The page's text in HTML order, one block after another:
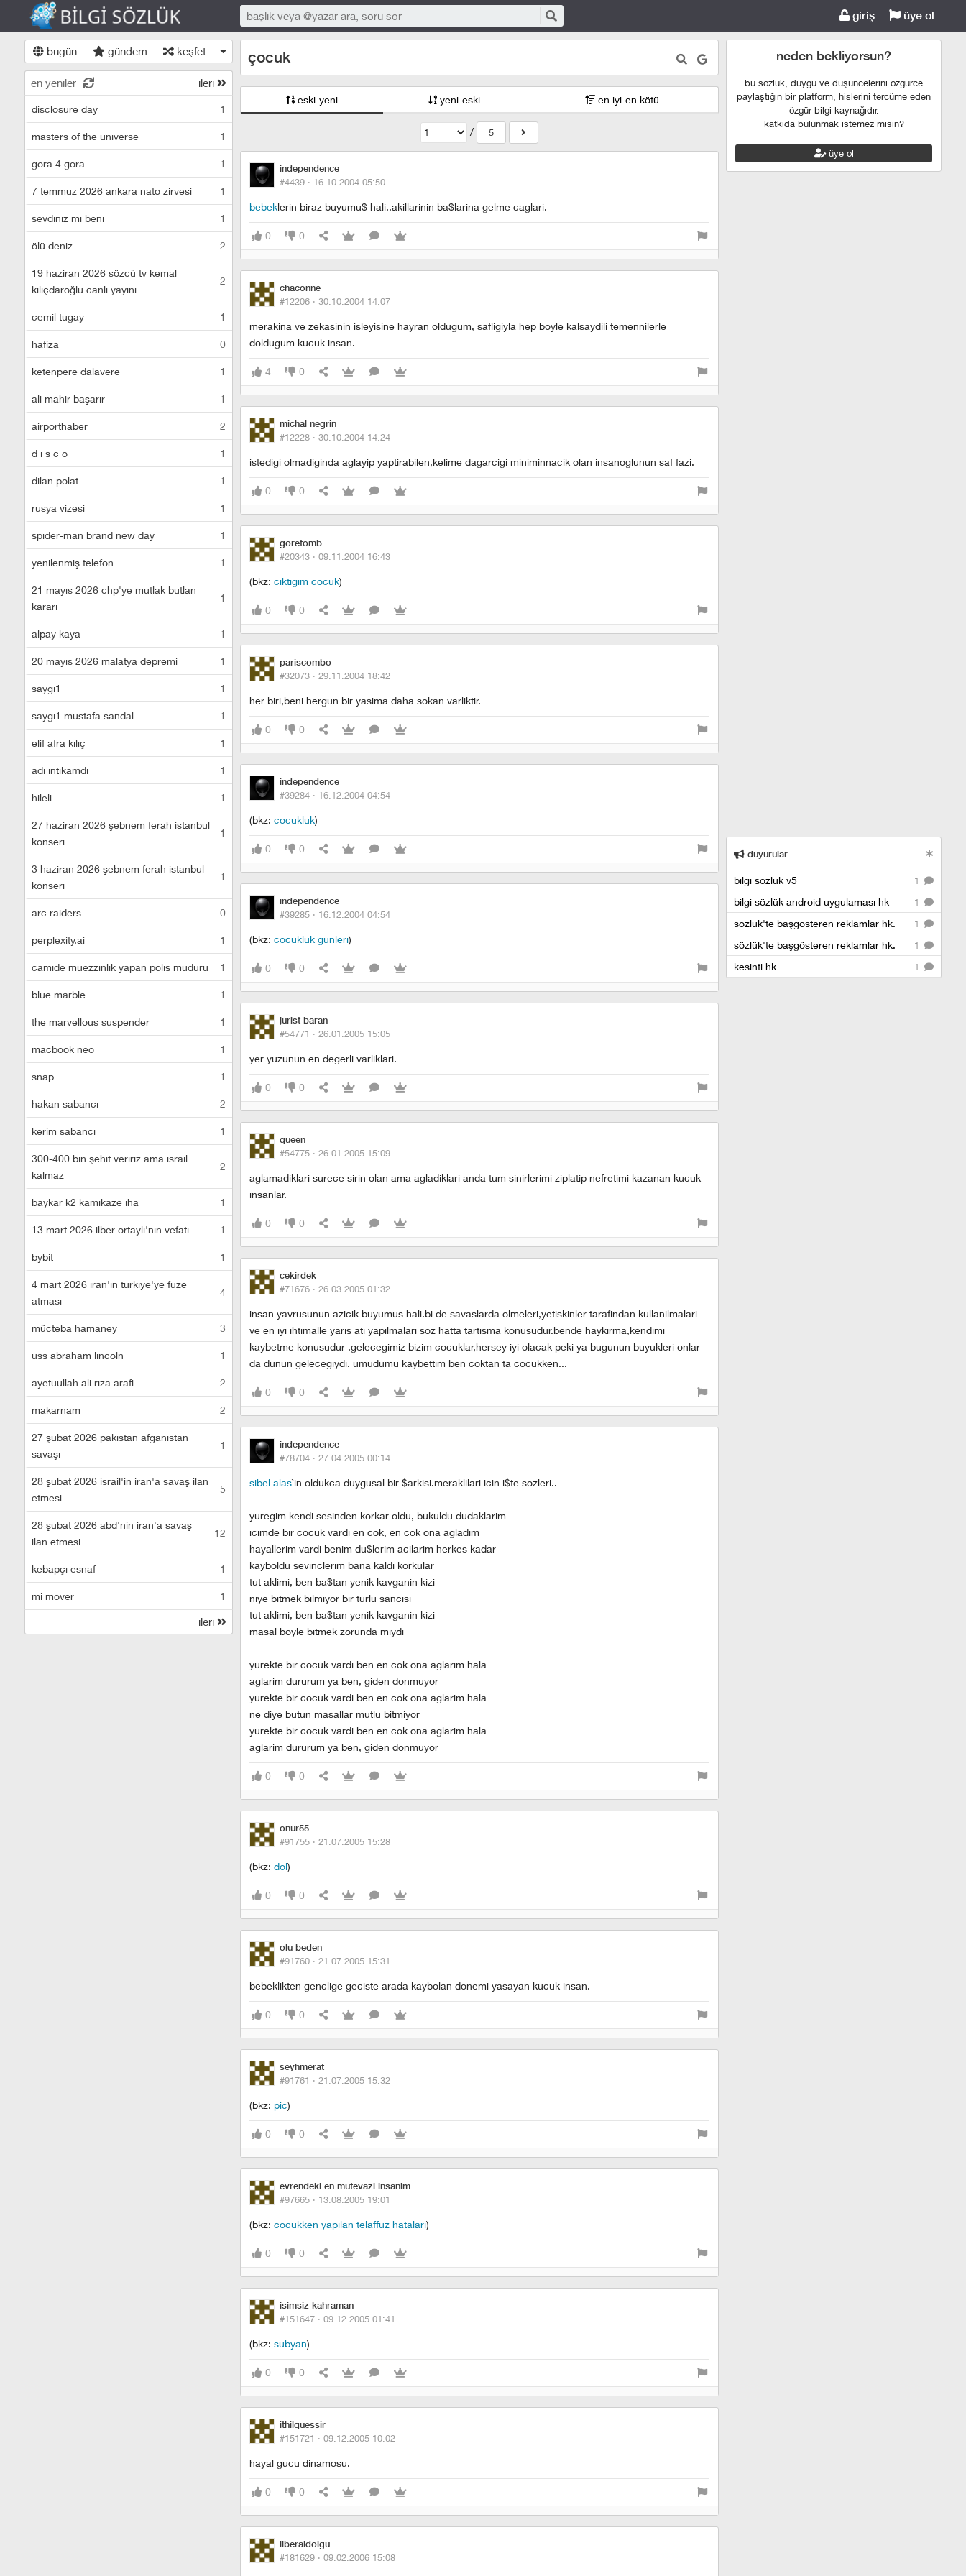
giriş üye ol
bugün gündem keşfet
en yeniler ileri
disclosure day 1
masters of the universe 1
gora 4 gora 1
7 temmuz 2026 ankara nato zirvesi 1
sevdiniz mi beni 1
ölü deniz 2
19 haziran 2026 sözcü tv kemal
kılıçdaroğlu canlı yayını
2
cemil tugay 1
hafiza 0
ketenpere dalavere 1
ali mahir başarır 1
airporthaber 2
d i s c o 1
dilan polat 1
rusya vizesi 1
spider-man brand new day 1
yenilenmiş telefon 1
21 mayıs 2026 chp'ye mutlak butlan
kararı
1
alpay kaya 1
20 mayıs 2026 malatya depremi 1
saygı1 1
saygı1 mustafa sandal 1
elif afra kılıç 1
adı intikamdı 1
hileli 1
27 haziran 2026 şebnem ferah istanbul
konseri
1
3 haziran 2026 şebnem ferah istanbul
konseri
1
arc raiders 0
perplexity.ai 1
camide müezzinlik yapan polis müdürü 1
blue marble 1
the marvellous suspender 1
macbook neo 1
snap 1
hakan sabancı 2
kerim sabancı 1
300-400 bin şehit veririz ama israil
kalmaz
2
baykar k2 kamikaze iha 1
13 mart 2026 ilber ortaylı'nın vefatı 1
bybit 1
4 mart 2026 iran'ın türkiye'ye füze
atması
4
mücteba hamaney 3
uss abraham lincoln 1
ayetuullah ali rıza arafi 2
makarnam 2
27 şubat 2026 pakistan afganistan
savaşı
1
28 şubat 2026 israil'in iran'a savaş ilan
etmesi
5
28 şubat 2026 abd'nin iran'a savaş
ilan etmesi
12
kebapçı esnaf 1
mi mover 1
ileri
çocuk
eski-yeni yeni-eski en iyi-en kötü
/ 5
independence
#4439 · 16.10.2004 05:50
bebeklerin biraz buyumu$ hali..akillarinin ba$larina gelme caglari.
0 0
chaconne
#12206 · 30.10.2004 14:07
merakina ve zekasinin isleyisine hayran oldugum, safligiyla hep boyle kalsaydili temennilerle
doldugum kucuk insan.
4 0
michal negrin
#12228 · 30.10.2004 14:24
istedigi olmadiginda aglayip yaptirabilen,kelime dagarcigi miniminnacik olan insanoglunun saf fazi.
0 0
goretomb
#20343 · 09.11.2004 16:43
(bkz: ciktigim cocuk)
0 0
pariscombo
#32073 · 29.11.2004 18:42
her biri,beni hergun bir yasima daha sokan varliktir.
0 0
independence
#39284 · 16.12.2004 04:54
(bkz: cocukluk)
0 0
independence
#39285 · 16.12.2004 04:54
(bkz: cocukluk gunleri)
0 0
jurist baran
#54771 · 26.01.2005 15:05
yer yuzunun en degerli varliklari.
0 0
queen
#54775 · 26.01.2005 15:09
aglamadiklari surece sirin olan ama agladiklari anda tum sinirlerimi ziplatip nefretimi kazanan kucuk
insanlar.
0 0
cekirdek
#71676 · 26.03.2005 01:32
insan yavrusunun azicik buyumus hali.bi de savaslarda olmeleri,yetiskinler tarafindan kullanilmalari
ve en iyi ihtimalle yaris ati yapilmalari soz hatta tartisma konusudur.bende haykirma,kendimi
kaybetme konusudur .gelecegimiz bizim cocuklar,hersey iyi olacak peki ya bugunun buyukleri onlar
da dunun gelecegiydi. umudumu kaybettim ben coktan ta cocukken...
0 0
independence
#78704 · 27.04.2005 00:14
sibel alas`in oldukca duygusal bir $arkisi.meraklilari icin i$te sozleri..
yuregim kendi sesinden korkar oldu, bukuldu dudaklarim
icimde bir cocuk vardi en cok, en cok ona agladim
hayallerim vardi benim du$lerim acilarim herkes kadar
kayboldu sevinclerim bana kaldi korkular
tut aklimi, ben ba$tan yenik kavganin kizi
niye bitmek bilmiyor bir turlu sancisi
tut aklimi, ben ba$tan yenik kavganin kizi
masal boyle bitmek zorunda miydi
yurekte bir cocuk vardi ben en cok ona aglarim hala
aglarim dururum ya ben, giden donmuyor
yurekte bir cocuk vardi ben en cok ona aglarim hala
ne diye butun masallar mutlu bitmiyor
yurekte bir cocuk vardi ben en cok ona aglarim hala
aglarim dururum ya ben, giden donmuyor
0 0
onur55
#91755 · 21.07.2005 15:28
(bkz: dol)
0 0
olu beden
#91760 · 21.07.2005 15:31
bebeklikten genclige geciste arada kaybolan donemi yasayan kucuk insan.
0 0
seyhmerat
#91761 · 21.07.2005 15:32
(bkz: pic)
0 0
evrendeki en mutevazi insanim
#97665 · 13.08.2005 19:01
(bkz: cocukken yapilan telaffuz hatalari)
0 0
isimsiz kahraman
#151647 · 09.12.2005 01:41
(bkz: subyan)
0 0
ithilquessir
#151721 · 09.12.2005 10:02
hayal gucu dinamosu.
0 0
liberaldolgu
#181629 · 09.02.2006 15:08
neden bekliyorsun?
bu sözlük, duygu ve düşüncelerini özgürce
paylaştığın bir platform, hislerini tercüme eden
özgür bilgi kaynağıdır.
katkıda bulunmak istemez misin?
üye ol
duyurular
1
bilgi sözlük v5
1
bilgi sözlük android uygulaması hk
1
sözlük'te başgösteren reklamlar hk.
1
sözlük'te başgösteren reklamlar hk.
1
kesinti hk